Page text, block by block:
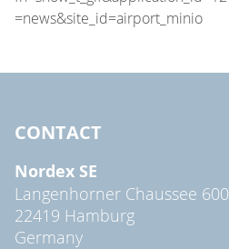
CONTACT
Nordex SE
Langenhorner Chaussee 600
22419 Hamburg
Germany